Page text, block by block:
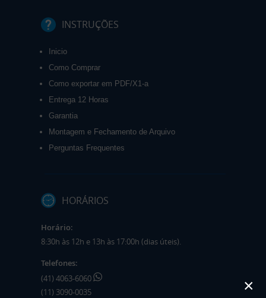
INSTRUÇÕES
Inicio
Como Comprar
Como exportar em PDF/X1-a
Entrega 12 Horas
Garantia
Montagem e Fechamento de Arquivo
Perguntas Frequentes
HORÁRIOS
Horário:
8:30h às 12h e 13h às 17:00h (dias úteis).
Telefones:
(41) 4063-6060
(11) 3090-0035
×